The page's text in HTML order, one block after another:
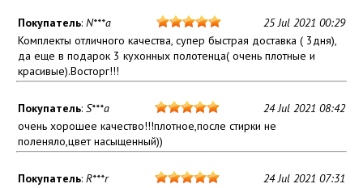
Покупатель: N***a
25 Jul 2021 00:29
Комплекты отличного качества, супер быстрая доставка ( 3дня),
да еще в подарок 3 кухонных полотенца( очень плотные и
красивые).Восторг!!!
Покупатель: S***a
24 Jul 2021 08:42
очень хорошее качество!!!плотное,после стирки не
поленяло,цвет насыщенный))
Покупатель: R***r
24 Jul 2021 07:31